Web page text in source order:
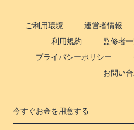
ご利用環境 運営者情報
利用規約
監修者
プライバシーポリシー
お問い
今すぐお金を用意する